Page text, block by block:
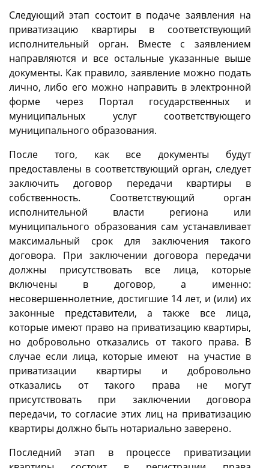
Следующий этап состоит в подаче заявления на
приватизацию квартиры в соответствующий
исполнительный орган. Вместе с заявлением
направляются и все остальные указанные выше
документы. Как правило, заявление можно подать
лично, либо его можно направить в электронной
форме через Портал государственных и
муниципальных услуг соответствующего
муниципального образования.
После того, как все документы будут
предоставлены в соответствующий орган, следует
заключить договор передачи квартиры в
собственность. Соответствующий орган
исполнительной власти региона или
муниципального образования сам устанавливает
максимальный срок для заключения такого
договора. При заключении договора передачи
должны присутствовать все лица, которые
включены в договор, а именно:
несовершеннолетние, достигшие 14 лет, и (или) их
законные представители, а также все лица,
которые имеют право на приватизацию квартиры,
но добровольно отказались от такого права. В
случае если лица, которые имеют на участие в
приватизации квартиры и добровольно
отказались от такого права не могут
присутствовать при заключении договора
передачи, то согласие этих лиц на приватизацию
квартиры должно быть нотариально заверено.
Последний этап в процессе приватизации